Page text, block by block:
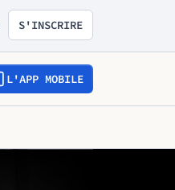
S'INSCRIRE
L'APP MOBILE